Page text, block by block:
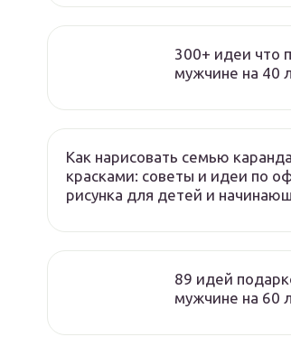
300+ идеи что
мужчине на 40
Как нарисовать семью
красками: советы и идеи по
рисунка для детей и
89 идей
мужчине на 60